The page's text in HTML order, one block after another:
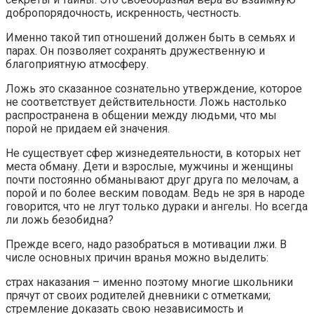
добропорядочность, искренность, честность.
Именно такой тип отношений должен быть в семьях и
парах. Он позволяет сохранять дружественную и
благоприятную атмосферу.
Ложь это сказанное сознательно утверждение, которое
не соответствует действительности. Ложь настолько
распространена в общении между людьми, что мы
порой не придаем ей значения.
Не существует сфер жизнедеятельности, в которых нет
места обману. Дети и взрослые, мужчины и женщины
почти постоянно обманывают друг друга по мелочам, а
порой и по более веским поводам. Ведь не зря в народе
говорится, что не лгут только дураки и ангелы. Но всегда
ли ложь безобидна?
Прежде всего, надо разобраться в мотивации лжи. В
числе основных причин вранья можно выделить:
страх наказания – именно поэтому многие школьники
прячут от своих родителей дневники с отметками;
стремление доказать свою независимость и